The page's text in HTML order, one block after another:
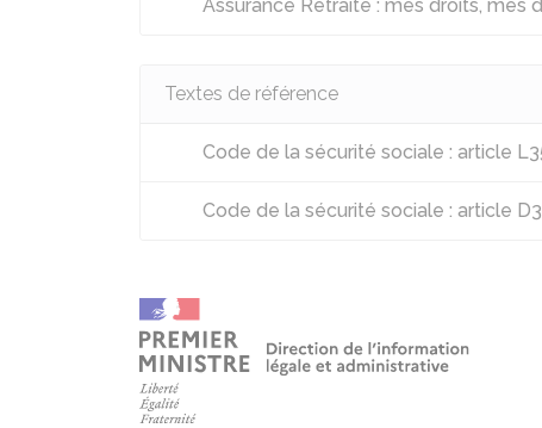
Assurance Retraite : mes droits, mes
Textes de référence
Code de la sécurité sociale : article
Code de la sécurité sociale : article